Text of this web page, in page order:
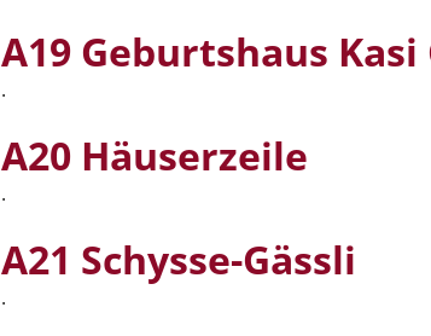
A19 Geburtshaus Kasi
.
A20 Häuserzeile
.
A21 Schysse-Gässli
.